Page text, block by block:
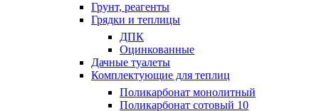
Грунт, реагенты
Грядки и теплицы
ДПК
Оцинкованные
Дачные туалеты
Комплектующие для теплиц
Поликарбонат монолитный
Поликарбонат сотовый 10